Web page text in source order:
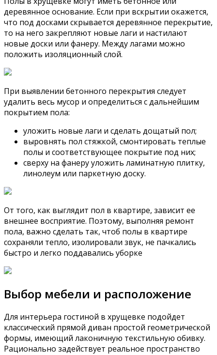
деревянное основание. Если при вскрытии окажется,
что под досками скрывается деревянное перекрытие,
то на него закрепляют новые лаги и настилают
новые доски или фанеру. Между лагами можно
положить изоляционный слой.
При выявлении бетонного перекрытия следует
удалить весь мусор и определиться с дальнейшим
покрытием пола:
уложить новые лаги и сделать дощатый пол;
выровнять пол стяжкой, смонтировать теплые
полы и соответствующее покрытие под них;
сверху на фанеру уложить ламинатную плитку,
линолеум или паркетную доску.
От того, как выглядит пол в квартире, зависит ее
внешнее восприятие. Поэтому, выполняя ремонт
пола, важно сделать так, чтоб полы в квартире
сохраняли тепло, изолировали звук, не пачкались
быстро и легко поддавались уборке
Выбор мебели и расположение
Для интерьера гостиной в хрущевке подойдет
классический прямой диван простой геометрической
формы, имеющий лаконичную текстильную обивку.
Рационально задействует реальное пространство